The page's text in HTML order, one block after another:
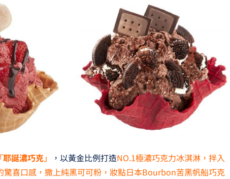
耶誕濃巧克」 ，以黃金比例打造NO.1極濃巧克力冰淇淋，拌入
驚喜口感，撒上純黑可可粉，妝點日本Bourbon苦黑帆船巧克